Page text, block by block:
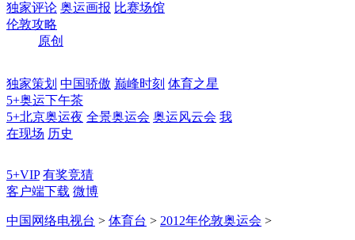
独家评论 奥运画报 比赛场馆
伦敦攻略
原创
独家策划 中国骄傲 巅峰时刻 体育之星
5+奥运下午茶
5+北京奥运夜 全景奥运会 奥运风云会 我
在现场 历史
5+VIP 有奖竞猜
客户端下载 微博
中国网络电视台 > 体育台 > 2012年伦敦奥运会 >